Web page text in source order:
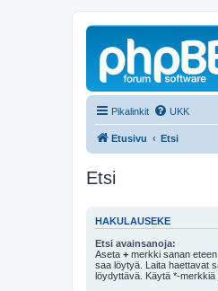
Pikalinkit UKK
Etusivu Etsi
Etsi
HAKULAUSEKE
Etsi avainsanoja:
Aseta + merkki sanan
saa löytyä. Laita haettavat
löydyttävä. Käytä *-merkkiä